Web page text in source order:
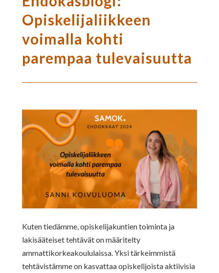
Opiskelijaliikkeen
voimalla kohti
parempaa tulevaisuutta
Kuten tiedämme, opiskelijakuntien toiminta ja
lakisääteiset tehtävät on määritelty
ammattikorkeakoululaissa. Yksi tärkeimmistä
tehtävistämme on kasvattaa opiskelijoista aktiivisia